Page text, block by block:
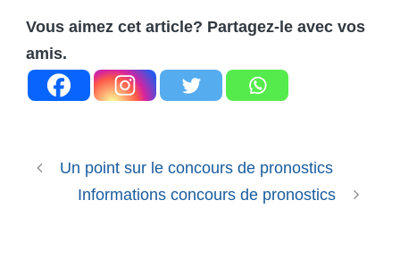
Vous aimez cet article? Partagez-le avec vos
amis.
Un point sur le concours de pronostics
Informations concours de pronostics